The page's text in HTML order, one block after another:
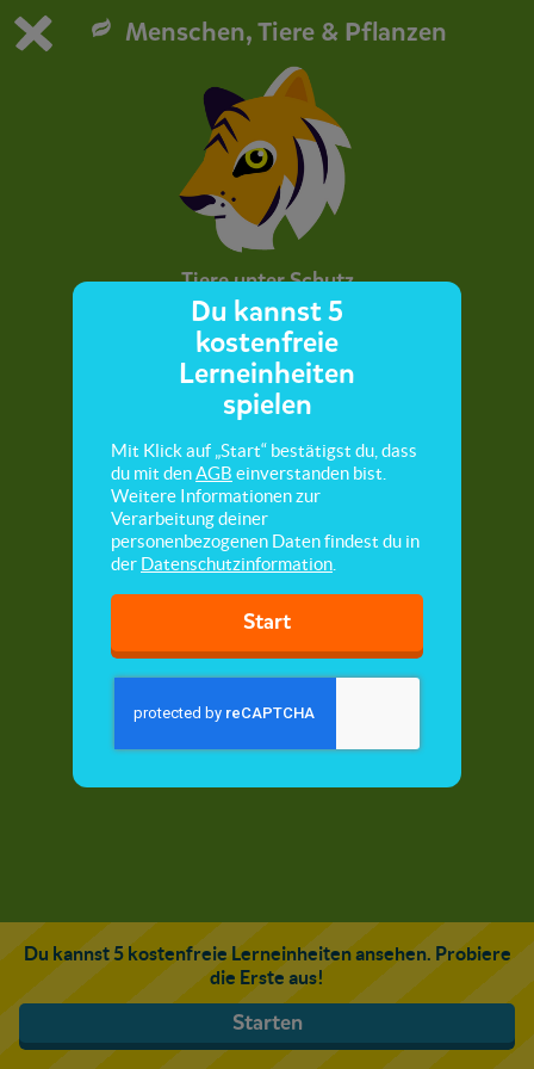
Du spielst die kostenfreie Testversion von scoyo.
Jetzt bestellen
1
Menschen, Tiere & Pflanzen
Tiere unter Schutz
Hier lernst du Tierarten kennen, die ganz
besonders geschützt sind.
Du kannst 5 kostenfreie Lerneinheiten ansehen. Probiere
die Erste aus!
Starten
Du kannst 5
kostenfreie
Lerneinheiten
spielen
Mit Klick auf „Start“ bestätigst du, dass
du mit denAGB einverstanden bist.
Weitere Informationen zur
Verarbeitung deiner
personenbezogenen Daten findest du in
der Datenschutzinformation
Start